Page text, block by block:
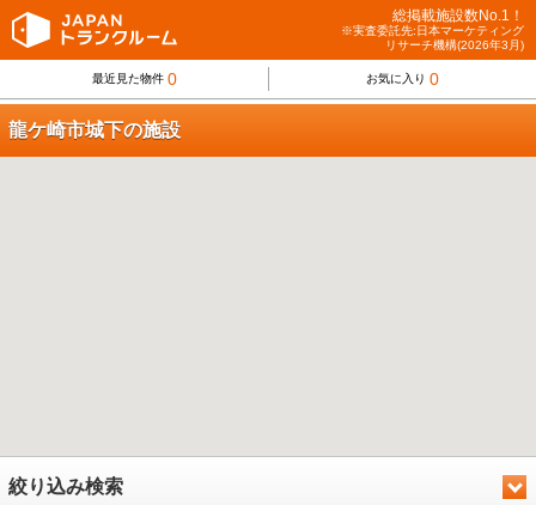
総掲載施設数No.1！
※実査委託先:日本マーケティング
リサーチ機構(2026年3月)
最近見た物件 0 お気に入り 0
龍ケ崎市城下の施設
絞り込み検索